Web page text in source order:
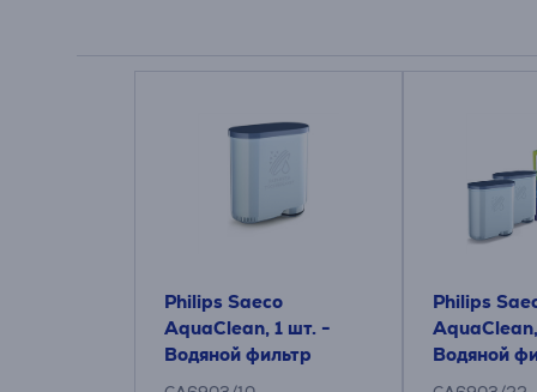
Philips Saeco
AquaClean, 1 шт. -
Водяной фильтр
Philips
Водяной